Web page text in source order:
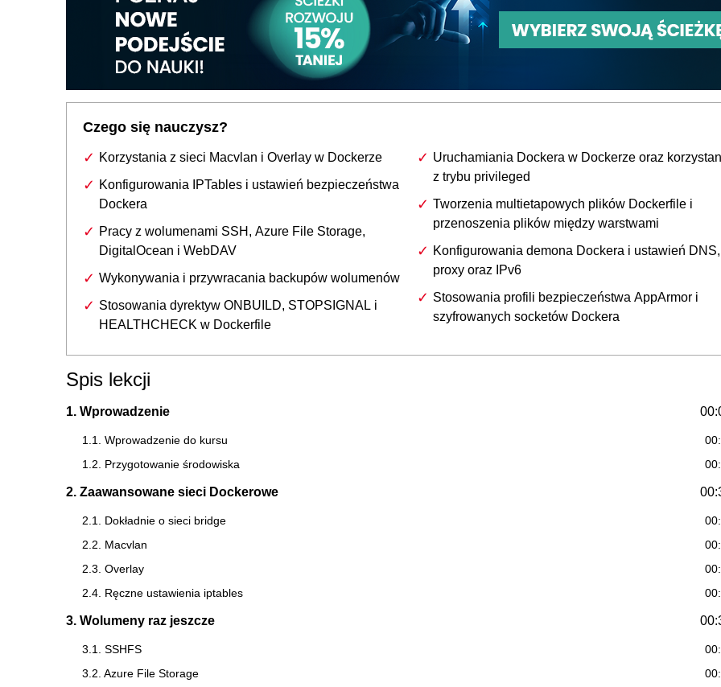
Czego się nauczysz?
Korzystania z sieci Macvlan i Overlay w Dockerze
Konfigurowania IPTables i ustawień bezpieczeństwa
Dockera
Pracy z wolumenami SSH, Azure File Storage,
DigitalOcean i WebDAV
Wykonywania i przywracania backupów wolumenów
Stosowania dyrektyw ONBUILD, STOPSIGNAL i
HEALTHCHECK w Dockerfile
Uruchamiania Dockera w Dockerze oraz
z trybu privileged
Tworzenia multietapowych plików Dockerfile i
przenoszenia plików między warstwami
Konfigurowania demona Dockera i ustawień DNS,
proxy oraz IPv6
Stosowania profili bezpieczeństwa AppArmor i
szyfrowanych socketów Dockera
Spis lekcji
1. Wprowadzenie
1.1. Wprowadzenie do kursu
1.2. Przygotowanie środowiska
2. Zaawansowane sieci Dockerowe
2.1. Dokładnie o sieci bridge
2.2. Macvlan
2.3. Overlay
2.4. Ręczne ustawienia iptables
3. Wolumeny raz jeszcze
3.1. SSHFS
3.2. Azure File Storage